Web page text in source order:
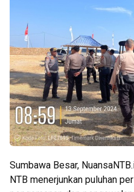
Sumbawa Besar,
NTB menerjunkan puluhan